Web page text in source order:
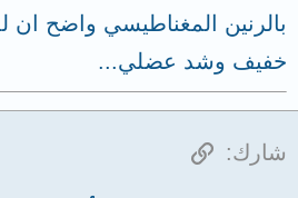
بالرنين المغناطيسي واضح ان
خفيف وشد عضلي...
شارك: الرابط